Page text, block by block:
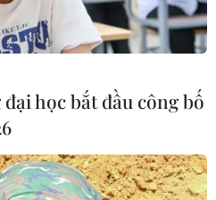
học bắt đầu công bố